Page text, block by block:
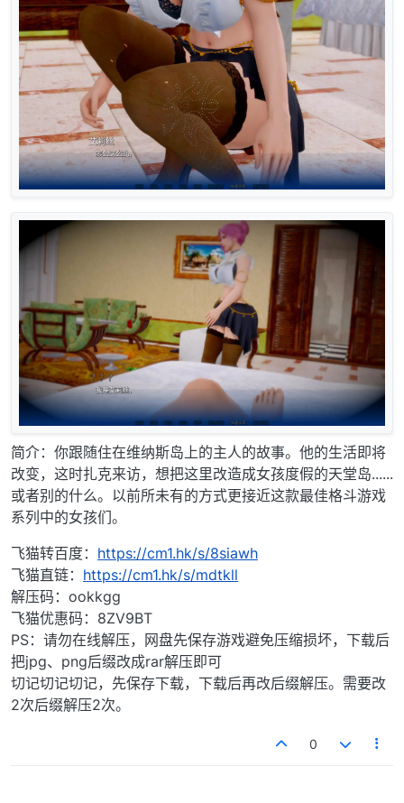
简介：你跟随住在维纳斯岛上的主人的故事。他的生活即将
改变，这时扎克来访，想把这里改造成女孩度假的天堂岛......
或者别的什么。以前所未有的方式更接近这款最佳格斗游戏
系列中的女孩们。
飞猫转百度： https://cm1.hk/s/8siawh
飞猫直链： https://cm1.hk/s/mdtkll
解压码：ookkgg
飞猫优惠码：8ZV9BT
PS：请勿在线解压，网盘先保存游戏避免压缩损坏，下载后
把jpg、png后缀改成rar解压即可
切记切记切记，先保存下载，下载后再改后缀解压。需要改
2次后缀解压2次。
0